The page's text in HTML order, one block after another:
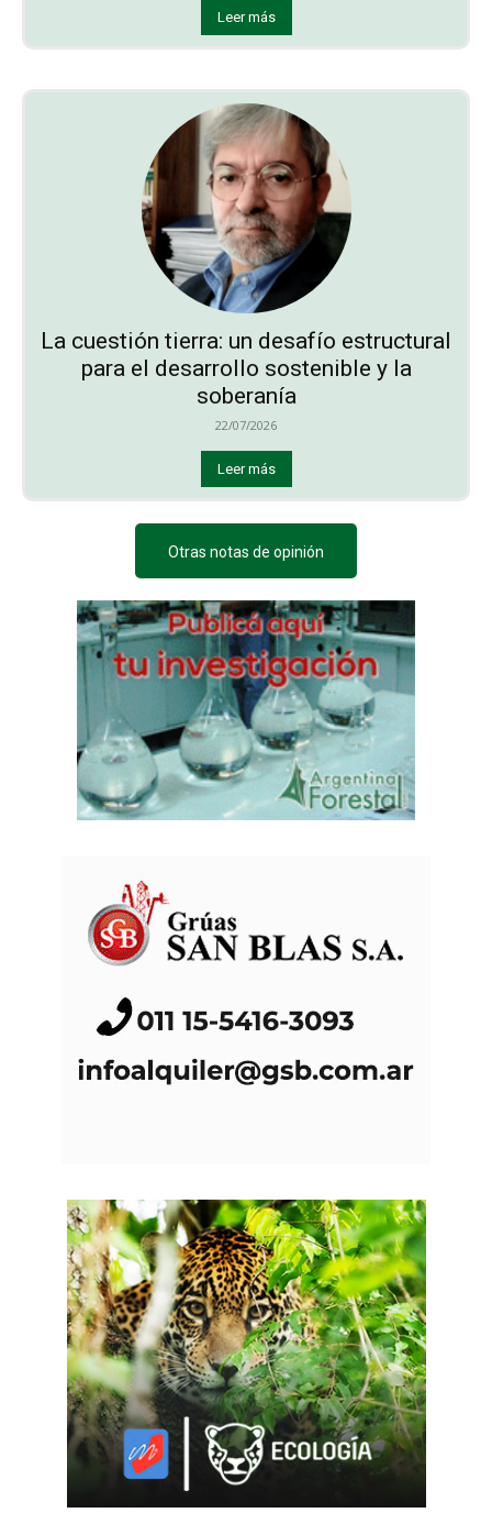
Leer más
La cuestión tierra: un desafío estructural
para el desarrollo sostenible y la
soberanía
22/07/2026
Leer más
Otras notas de opinión